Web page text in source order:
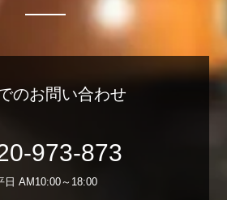
のお問い合わせ
973-873
日 AM10:00～18:00